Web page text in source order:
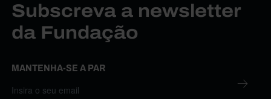
Subscreva a newsletter
da Fundação
MANTENHA-SE A PAR